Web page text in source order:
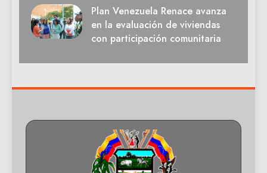
Plan Venezuela Renace avanza
en la evaluación de viviendas
con participación comunitaria